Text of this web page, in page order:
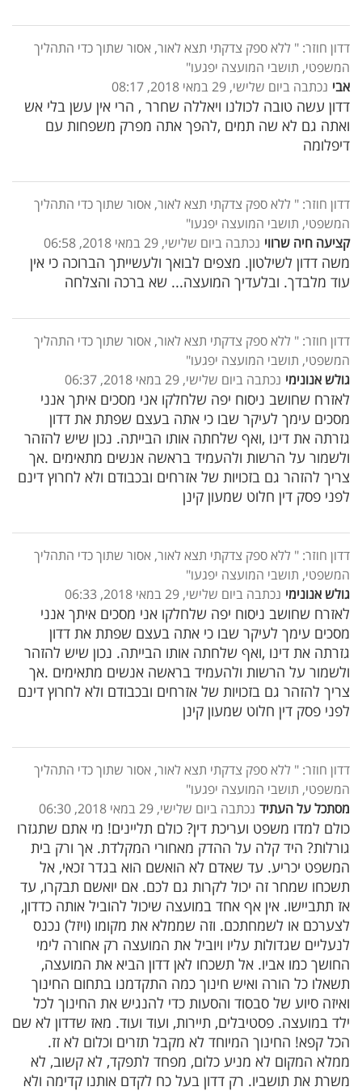
דדון חוזר: " ללא ספק צדקתי תצא לאור, אסור שתוך כדי התהליך
המשפטי, תושבי המועצה יפגעו"
אבי נכתבה ביום שלישי, 29 במאי 2018, 08:17
דדון עשה טובה לכולנו ויאללה שחרר , הרי אין עשן בלי אש
ואתה גם לא שה תמים ,להפך אתה מפרק משפחות עם
דיפלומה
דדון חוזר: " ללא ספק צדקתי תצא לאור, אסור שתוך כדי התהליך
המשפטי, תושבי המועצה יפגעו"
קציעה חיה שרווי נכתבה ביום שלישי, 29 במאי 2018, 06:58
משה דדון לשילטון. מצפים לבואך ולעשייתך הברוכה כי אין
עוד מלבדך. ובלעדיך המועצה... שא ברכה והצלחה
דדון חוזר: " ללא ספק צדקתי תצא לאור, אסור שתוך כדי התהליך
המשפטי, תושבי המועצה יפגעו"
גולש אנונימי נכתבה ביום שלישי, 29 במאי 2018, 06:37
לאזרח שחושב ניסוח יפה שלחלקו אני מסכים איתך אנני
מסכים עימך לעיקר שבו כי אתה בעצם שפתת את דדון
גזרתה את דינו ,ואף שלחתה אותו הבייתה. נכון שיש להזהר
ולשמור על הרשות ולהעמיד בראשה אנשים מתאימים .אך
צריך להזהר גם בזכויות של אזרחים ובכבודם ולא לחרוץ דינם
לפני פסק דין חלוט שמעון קינן
דדון חוזר: " ללא ספק צדקתי תצא לאור, אסור שתוך כדי התהליך
המשפטי, תושבי המועצה יפגעו"
גולש אנונימי נכתבה ביום שלישי, 29 במאי 2018, 06:33
לאזרח שחושב ניסוח יפה שלחלקו אני מסכים איתך אנני
מסכים עימך לעיקר שבו כי אתה בעצם שפתת את דדון
גזרתה את דינו ,ואף שלחתה אותו הבייתה. נכון שיש להזהר
ולשמור על הרשות ולהעמיד בראשה אנשים מתאימים .אך
צריך להזהר גם בזכויות של אזרחים ובכבודם ולא לחרוץ דינם
לפני פסק דין חלוט שמעון קינן
דדון חוזר: " ללא ספק צדקתי תצא לאור, אסור שתוך כדי התהליך
המשפטי, תושבי המועצה יפגעו"
מסתכל על העתיד נכתבה ביום שלישי, 29 במאי 2018, 06:30
כולם למדו משפט ועריכת דין? כולם תליינים! מי אתם שתגזרו
גורלות? היד קלה על ההדק מאחורי המקלדת. אך ורק בית
המשפט יכריע. עד שאדם לא הואשם הוא בגדר זכאי, אל
תשכחו שמחר זה יכול לקרות גם לכם. אם יואשם תבקרו, עד
אז תתביישו. אין אף אחד במועצה שיכול להוביל אותה כדדון,
לצערכם או לשמחתכם. וזה שממלא את מקומו (ויזל) נכנס
לנעליים שגדולות עליו ויוביל את המועצה רק אחורה לימי
החושך כמו אביו. אל תשכחו לאן דדון הביא את המועצה,
תשאלו כל הורה ואיש חינוך כמה התקדמנו בתחום החינוך
ואיזה סיוע של סבסוד והסעות כדי להנגיש את החינוך לכל
ילד במועצה. פסטיבלים, תיירות, ועוד ועוד. מאז שדדון לא שם
הכל קפא! החינוך המיוחד לא מקבל תזרים וכלום לא זז.
ממלא המקום לא מניע כלום, מפחד לתפקד, לא קשוב, לא
משרת את תושביו. רק דדון בעל כח לקדם אותנו קדימה ולא